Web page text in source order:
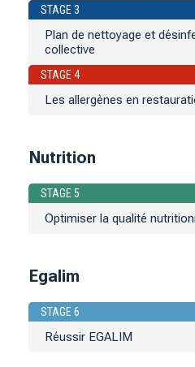
STAGE 3
Plan de nettoyage et
collective
STAGE 4
Les allergènes en
Nutrition
STAGE 5
Optimiser la qualité
Egalim
STAGE 6
Réussir EGALIM